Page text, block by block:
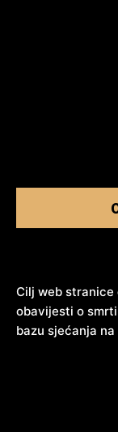
Cilj web stranice
obavijesti o
bazu sjećanja